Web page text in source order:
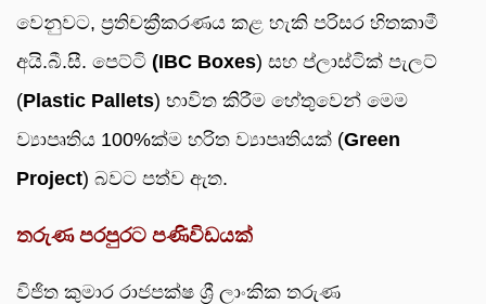
වෙනුවට, ප්‍රතිචක්‍රීකරණය කළ හැකි පරිසර හිතකාමී
අයි.බී.සී. පෙට්ටි (IBC Boxes) සහ ප්ලාස්ටික් පැලට්
(Plastic Pallets) භාවිත කිරීම හේතුවෙන් මෙම
ව්‍යාපෘතිය 100%ක්ම හරිත ව්‍යාපෘතියක් (Green
Project) බවට පත්ව ඇත.
තරුණ පරපුරට පණිවිඩයක්
විජිත කුමාර රාජපක්ෂ ශ්‍රී ලාංකික තරුණ